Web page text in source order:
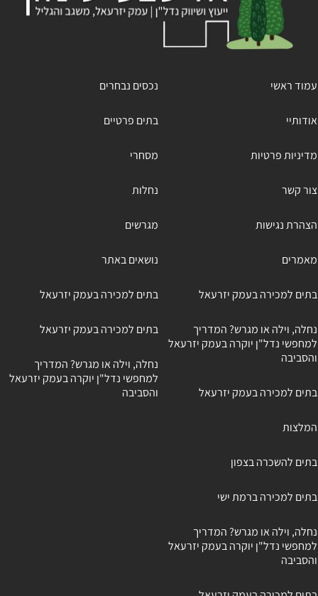
עמוד ראשי
אודותיי
מדיניות פרטיות
צור קשר
הצהרת נגישות
מאמרים
בתים למכירה בעמק יזרעאל
נחלה, וילה או מגרש? המדריך
למחפשי נדל"ן יוקרה בעמק יזרעאל
והסביבה
בתים למכירה בעמק יזרעאל
המלצות
בתים להשכרה בצפון
בתים למכירה ברמת ישי
נחלה, וילה או מגרש? המדריך
למחפשי נדל"ן יוקרה בעמק יזרעאל
והסביבה
נכסים נבחרים
בתים פרטיים
מסחרי
נחלות
מגרשים
נושאים באתר
בתים למכירה בעמק יזרעאל
בתים למכירה בעמק יזרעאל
נחלה, וילה או מגרש? המדריך
למחפשי נדל"ן יוקרה בעמק יזרעאל
והסביבה